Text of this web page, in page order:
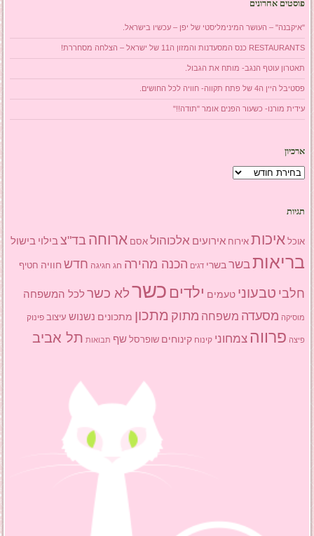
פוסטים אחרונים
"איקבנה" – העושר המינימליסטי של יפן – עכשיו בישראל.
RESTAURANTS כנס המסעדנות והמזון ה11 של ישראל – הצלחה מסחררת!
תאטרון עוטף הנגב- מותח את הגבול.
פסטיבל היין ה4 של פתח תקווה- חוויה לכל החושים.
עידית מורנו- כשעור הפנים אומר "תודה!!"
ארכיון
ארכיון
תגיות
אוכל איכות אירוח אירועים אלכוהול אסם ארוחה בד"צ בילוי בישול
בריאותבשר בשרי דגים הכנה מהירה חג חגיגה חדש חוויה חטיף
חלבי טבעוני טעמים ילדים כשרלא כשר לכל המשפחה
מוסיקה מסעדה משפחה מתוק מתכון מתכונים נשנוש עיצוב פינוק
פיצה פרווה צמחוני קינוח קינוחים שופרסל שף תבואות תל אביב